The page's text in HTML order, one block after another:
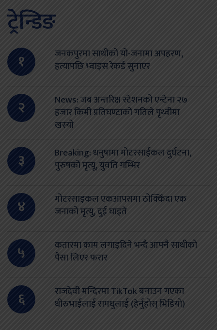
ट्रेन्डिङ
१
जनकपुरमा साथीको यो-जनामा अपहरण,
हत्यापछि भ्वाइस रेकर्ड सुनाएर
२
News: जब अन्तरिक्ष स्टेशनको एन्टेना २७
हजार किमी प्रतिघण्टाको गतिले पृथ्वीमा
खस्यो
३
Breaking: धनुषामा मोटरसाईकल दुर्घटना,
पुरुषको मृत्यू, युवति गम्भिर
४
मोटरसाइकल एकआपसमा ठोक्किँदा एक
जनाको मृत्यु, दुई घाइते
५
कतारमा काम लगाइदिने भन्दै आफ्नै साथीको
पैसा लिएर फरार
६
राजदेवी मन्दिरमा TikTok बनाउन गएका
धीरुभाईलाई रामधुलाई (हेर्नुहोस् भिडियो)